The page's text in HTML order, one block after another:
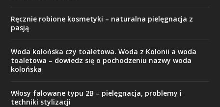
Ręcznie robione kosmetyki – naturalna pielęgnacja z
pasją
Woda kolońska czy toaletowa. Woda z Kolonii a woda
toaletowa – dowiedz się o pochodzeniu nazwy woda
kolońska
Włosy falowane typu 2B – pielęgnacja, problemy i
techniki stylizacji